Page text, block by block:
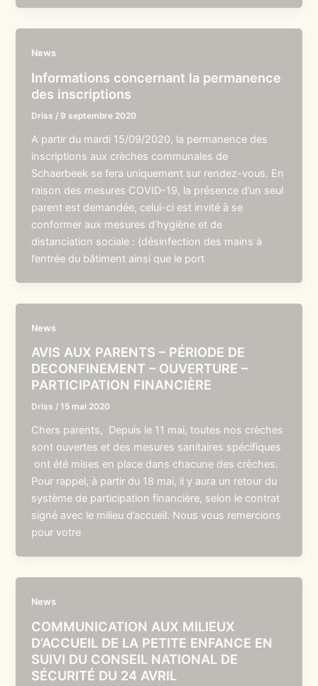
News
Informations concernant la permanence
des inscriptions
Driss / 9 septembre 2020
A partir du mardi 15/09/2020, la permanence des
inscriptions aux crèches communales de
Schaerbeek se fera uniquement sur rendez-vous. En
raison des mesures COVID-19, la présence d’un seul
parent est demandée, celui-ci est invité à se
conformer aux mesures d’hygiène et de
distanciation sociale : (désinfection des mains à
l’entrée du bâtiment ainsi que le port
News
AVIS AUX PARENTS – PÉRIODE DE
DECONFINEMENT – OUVERTURE –
PARTICIPATION FINANCIÈRE
Driss /15 mai 2020
Chers parents, Depuis le 11 mai, toutes nos crèches
sont ouvertes et des mesures sanitaires spécifiques
ont été mises en place dans chacune des crèches.
Pour rappel, à partir du 18 mai, il y aura un retour du
système de participation financière, selon le contrat
signé avec le milieu d’accueil. Nous vous remercions
pour votre
News
COMMUNICATION AUX MILIEUX
D’ACCUEIL DE LA PETITE ENFANCE EN
SUIVI DU CONSEIL NATIONAL DE
SÉCURITÉ DU 24 AVRIL